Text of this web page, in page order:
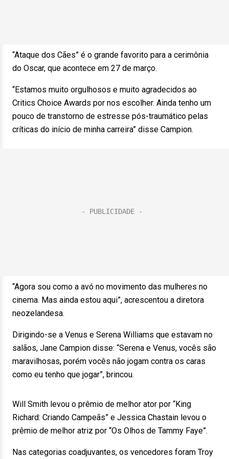
“Ataque dos Cães” é o grande favorito para a cerimônia
do Oscar, que acontece em 27 de março.
“Estamos muito orgulhosos e muito agradecidos ao
Critics Choice Awards por nos escolher. Ainda tenho um
pouco de transtorno de estresse pós-traumático pelas
críticas do início de minha carreira” disse Campion.
“Agora sou como a avó no movimento das mulheres no
cinema. Mas ainda estou aqui”, acrescentou a diretora
neozelandesa.
Dirigindo-se a Venus e Serena Williams que estavam no
salãos, Jane Campion disse: “Serena e Venus, vocês são
maravilhosas, porém vocês não jogam contra os caras
como eu tenho que jogar”, brincou.
Will Smith levou o prêmio de melhor ator por “King
Richard: Criando Campeãs” e Jessica Chastain levou o
prêmio de melhor atriz por “Os Olhos de Tammy Faye”.
Nas categorias coadjuvantes, os vencedores foram Troy